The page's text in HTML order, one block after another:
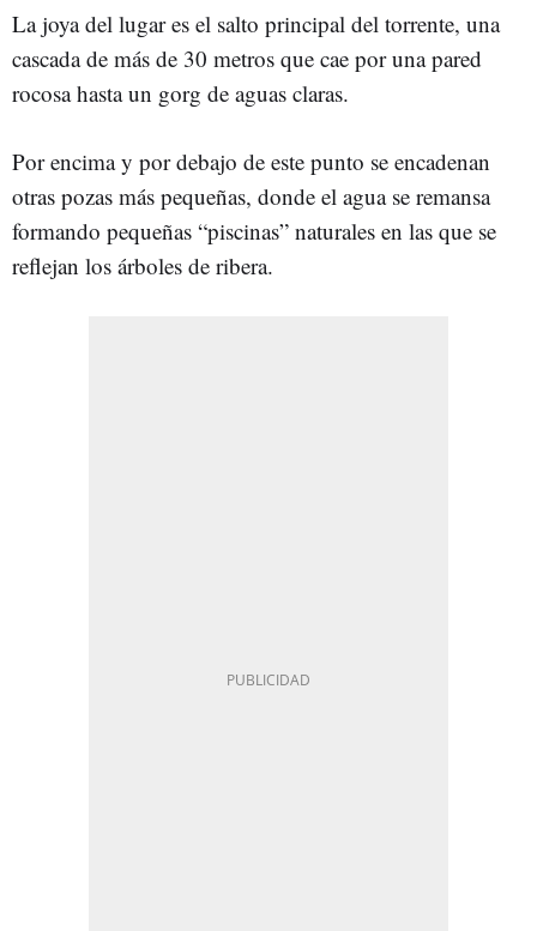
La joya del lugar es el salto principal del torrente, una
cascada de más de 30 metros que cae por una pared
rocosa hasta un gorg de aguas claras.
Por encima y por debajo de este punto se encadenan
otras pozas más pequeñas, donde el agua se remansa
formando pequeñas “piscinas” naturales en las que se
reflejan los árboles de ribera.